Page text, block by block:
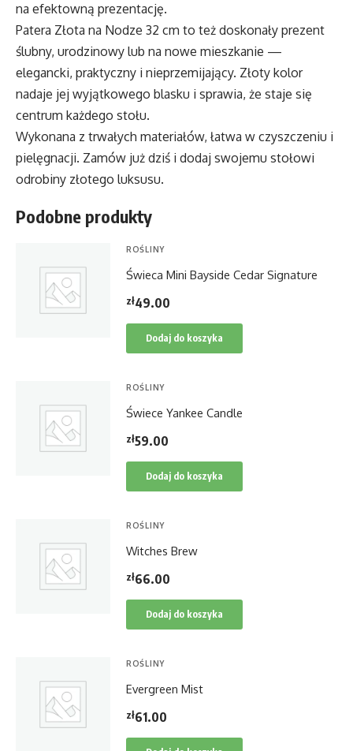
na efektowną prezentację.
Patera Złota na Nodze 32 cm to też doskonały prezent
ślubny, urodzinowy lub na nowe mieszkanie —
elegancki, praktyczny i nieprzemijający. Złoty kolor
nadaje jej wyjątkowego blasku i sprawia, że staje się
centrum każdego stołu.
Wykonana z trwałych materiałów, łatwa w czyszczeniu i
pielęgnacji. Zamów już dziś i dodaj swojemu stołowi
odrobiny złotego luksusu.
Podobne produkty
ROŚLINY
Świeca Mini Bayside Cedar Signature
zł49.00
Dodaj do koszyka
ROŚLINY
Świece Yankee Candle
zł59.00
Dodaj do koszyka
ROŚLINY
Witches Brew
zł66.00
Dodaj do koszyka
ROŚLINY
Evergreen Mist
zł61.00